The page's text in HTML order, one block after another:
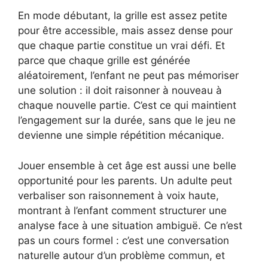
En mode débutant, la grille est assez petite
pour être accessible, mais assez dense pour
que chaque partie constitue un vrai défi. Et
parce que chaque grille est générée
aléatoirement, l’enfant ne peut pas mémoriser
une solution : il doit raisonner à nouveau à
chaque nouvelle partie. C’est ce qui maintient
l’engagement sur la durée, sans que le jeu ne
devienne une simple répétition mécanique.
Jouer ensemble à cet âge est aussi une belle
opportunité pour les parents. Un adulte peut
verbaliser son raisonnement à voix haute,
montrant à l’enfant comment structurer une
analyse face à une situation ambiguë. Ce n’est
pas un cours formel : c’est une conversation
naturelle autour d’un problème commun, et